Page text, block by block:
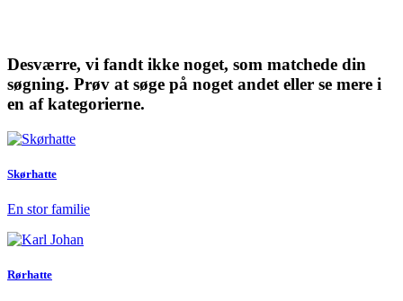
Desværre, vi fandt ikke noget, som matchede din
søgning. Prøv at søge på noget andet eller se mere i
en af kategorierne.
Skørhatte
En stor familie
Rørhatte